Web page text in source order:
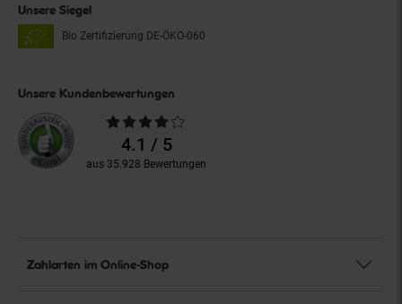
Unsere Siegel
Bio Zertifizierung DE-ÖKO-060
Unsere Kundenbewertungen
Durchschnittliche
Bewertungen4.1 / 5
aus 35.928 Bewertungen
Zahlarten im Online-Shop